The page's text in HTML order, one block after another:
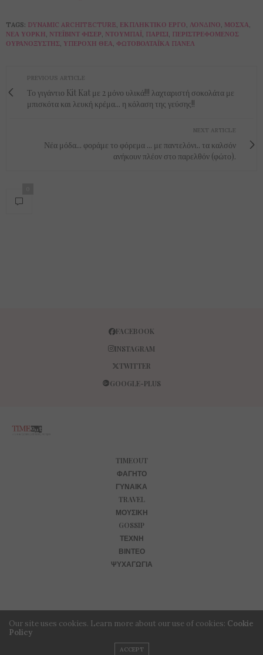
TAGS: DYNAMIC ARCHITECTURE ΕΚΠΛΗΚΤΙΚΌ ΈΡΓΟ ΛΟΝΔΊΝΟ ΜΌΣΧΑ
ΝΈΑ ΥΌΡΚΗ ΝΤΈΙΒΙΝΤ ΦΊΣΕΡ ΝΤΟΥΜΠΆΪ ΠΑΡΊΣΙ ΠΕΡΙΣΤΡΕΦΌΜΕΝΟΣ
ΟΥΡΑΝΟΞΎΣΤΗΣ ΥΠΈΡΟΧΗ ΘΈΑ ΦΩΤΟΒΟΛΤΑΪΚΆ ΠΆΝΕΛ
PREVIOUS ARTICLE
Το γιγάντιο Kit Kat με 2 μόνο υλικά!!! λαχταριστή σοκολάτα με
μπισκότα και λευκή κρέμα... η κόλαση της γεύσης!!
NEXT ARTICLE
Νέα μόδα... φοράμε το φόρεμα ... με παντελόνι.. τα καλσόν
ανήκουν πλέον στο παρελθόν (φώτο).
FACEBOOK
INSTAGRAM
TWITTER
GOOGLE-PLUS
TIMEOUT
ΦΑΓΗΤΌ
ΓΥΝΑΊΚΑ
TRAVEL
ΜΟΥΣΙΚΉ
GOSSIP
ΤΈΧΝΗ
ΒΊΝΤΕΟ
ΨΥΧΑΓΩΓΊΑ
Our site uses cookies. Learn more about our use of cookies: Cookie
Policy
ACCEPT